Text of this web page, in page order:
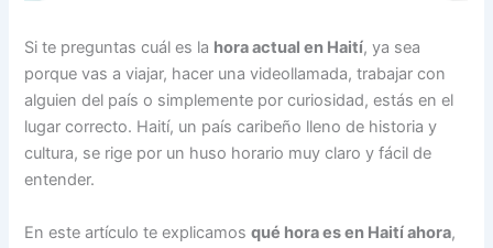
Si te preguntas cuál es la hora actual en Haití, ya sea
porque vas a viajar, hacer una videollamada, trabajar con
alguien del país o simplemente por curiosidad, estás en el
lugar correcto. Haití, un país caribeño lleno de historia y
cultura, se rige por un huso horario muy claro y fácil de
entender.
En este artículo te explicamosqué hora es en Haití ahora,